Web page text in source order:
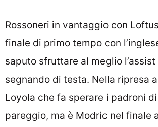
Rossoneri in vantaggio con
finale di primo tempo con
saputo sfruttare al meglio
segnando di testa. Nella ripresa
Loyola che fa sperare i padroni
pareggio, ma è Modric nel finale